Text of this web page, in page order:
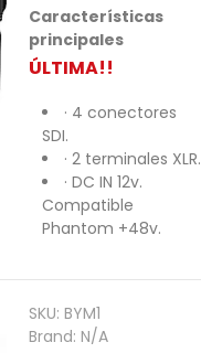
Características
principales
ÚLTIMA!!
· 4 conectores
SDI.
· 2 terminales XLR.
· DC IN 12v.
Compatible
Phantom +48v.
SKU: BYM1
Brand: N/A